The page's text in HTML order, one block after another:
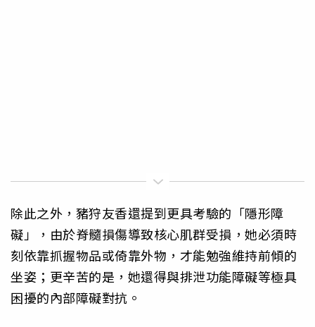
除此之外，豬狩友香還提到更具考驗的「隱形障
礙」，由於脊髓損傷導致核心肌群受損，她必須時
刻依靠抓握物品或倚靠外物，才能勉強維持前傾的
坐姿；更辛苦的是，她還得與排泄功能障礙等極具
困擾的內部障礙對抗。